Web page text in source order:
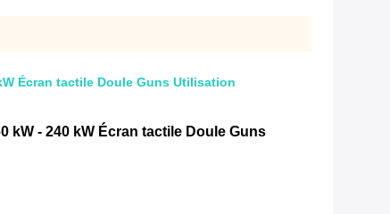
Écran tactile Doule Guns Utilisation
- 240 kW Écran tactile Doule Guns